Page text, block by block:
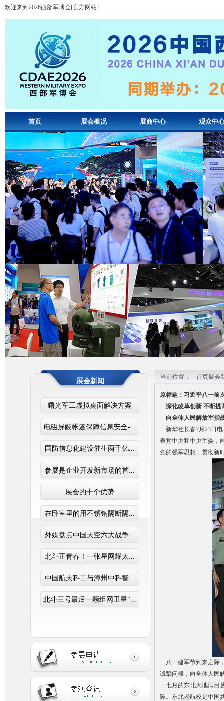
欢迎来到2026西部军博会[官方网站]
首页 展会概况 展商中心 观众中
展会新闻
曙光军工虚拟桌面解决方案
电磁屏蔽帐篷保障信息安全-...
国防信息化建设催生两千亿...
参展是企业开发新市场的首...
展会的十个优势
在卧室里的用不锈钢隔断隔...
外媒盘点中国天空六大战争...
北斗正青春！一张星网耀太...
中国航天科工与漳州中科智...
北斗三号最后一颗组网卫星“...
当前位置： 首页展会
原标题：习近平八一前
深化改革创新 不断提
向全体人民解放军指
新华社长春7月23日电
表党中央和中央军委，
党的强军思想，贯彻新
八一建军节到来之际
诚挚问候，向全体人民
七月的东北大地满目
陈。东北老航校是中国